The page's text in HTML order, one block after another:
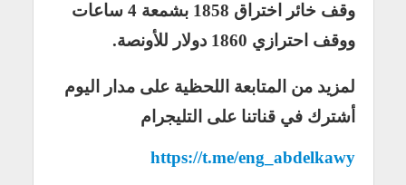
وقف خائر اختراق 1858 بشمعة 4 ساعات
ووقف احترازي 1860 دولار للأونصة.
لمزيد من المتابعة اللحظية على مدار اليوم
أشترك في قناتنا على التليجرام
https://t.me/eng_abdelkawy